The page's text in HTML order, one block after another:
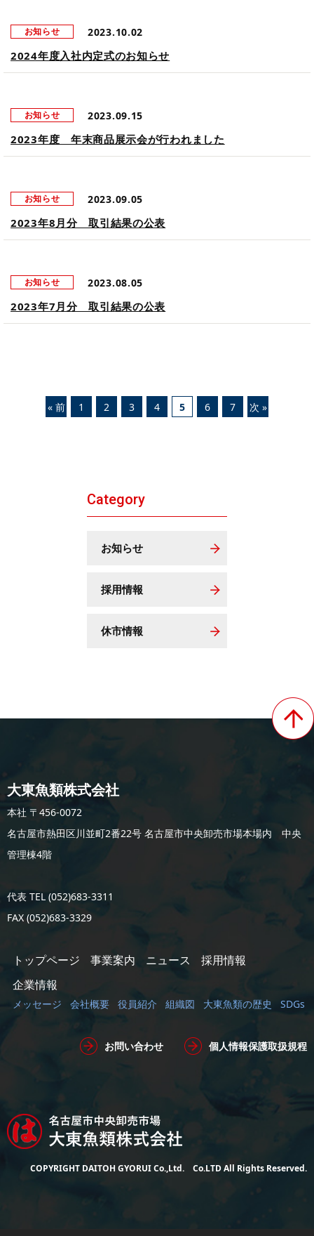
お知らせ 2023.10.02
2024年度入社内定式のお知らせ
お知らせ 2023.09.15
2023年度 年末商品展示会が行われました
お知らせ 2023.09.05
2023年8月分 取引結果の公表
お知らせ 2023.08.05
2023年7月分 取引結果の公表
« 前 1 2 3 4 5 6 7 次 »
Category
お知らせ
採用情報
休市情報
大東魚類株式会社
本社 〒456-0072
名古屋市熱田区川並町2番22号 名古屋市中央卸売市場本場内 中央
管理棟4階
代表 TEL (052)683-3311
FAX (052)683-3329
トップページ 事業案内 ニュース
採用情報
企業情報
メッセージ 会社概要 役員紹介 組織図 大東魚類の歴史 SDGs
お問い合わせ 個人情報保護取扱規程
COPYRIGHT DAITOH GYORUI Co.,Ltd. Co.LTD All Rights Reserved.